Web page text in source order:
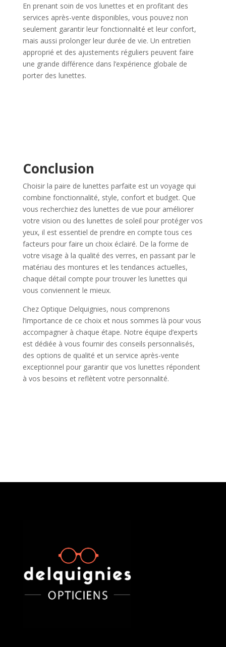
En prenant soin de vos lunettes et en profitant des
services après-vente disponibles, vous pouvez non
seulement garantir leur fonctionnalité et leur confort,
mais aussi prolonger leur durée de vie. Un entretien
approprié et des ajustements réguliers peuvent faire
une grande différence dans l’expérience globale de
porter des lunettes.
Conclusion
Choisir la paire de lunettes parfaite est un voyage qui
combine fonctionnalité, style, confort et budget. Que
vous recherchiez des lunettes de vue pour améliorer
votre vision ou des lunettes de soleil pour protéger vos
yeux, il est essentiel de prendre en compte tous ces
facteurs pour faire un choix éclairé. De la forme de
votre visage à la qualité des verres, en passant par le
matériau des montures et les tendances actuelles,
chaque détail compte pour trouver les lunettes qui
vous conviennent le mieux.
Chez Optique Delquignies, nous comprenons
l’importance de ce choix et nous sommes là pour vous
accompagner à chaque étape. Notre équipe d’experts
est dédiée à vous fournir des conseils personnalisés,
des options de qualité et un service après-vente
exceptionnel pour garantir que vos lunettes répondent
à vos besoins et reflètent votre personnalité.